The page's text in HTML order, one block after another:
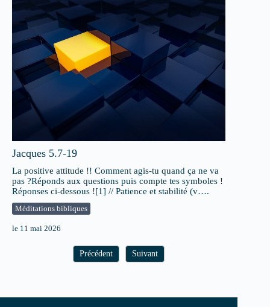
Jacques 5.7-19
Méditations bibliques
La positive attitude !! Comment agis-tu quand ça ne va
pas ?Réponds aux questions puis compte tes symboles !
Réponses ci-dessous ![1] // Patience et stabilité (v….
le 11 mai 2026
Précédent Suivant